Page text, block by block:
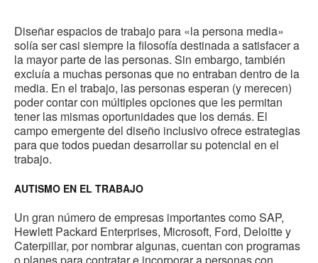
Diseñar espacios de trabajo para «la persona media»
solía ser casi siempre la filosofía destinada a satisfacer a
la mayor parte de las personas. Sin embargo, también
excluía a muchas personas que no entraban dentro de la
media. En el trabajo, las personas esperan (y merecen)
poder contar con múltiples opciones que les permitan
tener las mismas oportunidades que los demás. El
campo emergente del diseño inclusivo ofrece estrategias
para que todos puedan desarrollar su potencial en el
trabajo.
AUTISMO EN EL TRABAJO
Un gran número de empresas importantes como SAP,
Hewlett Packard Enterprises, Microsoft, Ford, Deloitte y
Caterpillar, por nombrar algunas, cuentan con programas